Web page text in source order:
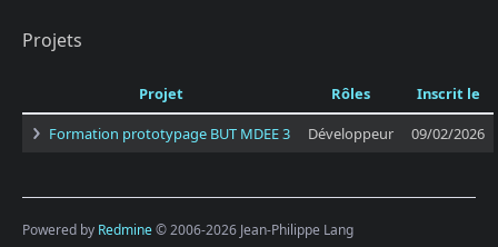
Projets
Projet Rôles
Inscrit le
Formation prototypage BUT MDEE 3
Développeur 09/02/2026
Powered by Redmine© 2006-2026 Jean-Philippe Lang